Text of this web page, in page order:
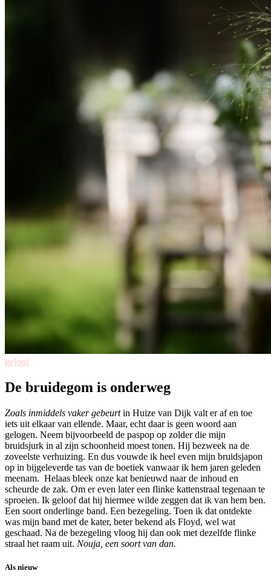
geloof
De bruidegom is onderweg
Zoals inmiddels vaker gebeurtin Huize van Dijk valt er af en toe
iets uit elkaar van ellende. Maar, echt daar is geen woord aan
gelogen. Neem bijvoorbeeld de paspop op zolder die mijn
bruidsjurk in al zijn schoonheid moest tonen. Hij bezweek na de
zoveelste verhuizing. En dus vouwde ik heel even mijn bruidsjapon
op in bijgeleverde tas van de boetiek vanwaar ik hem jaren geleden
meenam. Helaas bleek onze kat benieuwd naar de inhoud en
scheurde de zak. Om er even later een flinke kattenstraal tegenaan te
sproeien. Ik geloof dat hij hiermee wilde zeggen dat ik van hem ben.
Een soort onderlinge band. Een bezegeling. Toen ik dat ontdekte
was mijn band met de kater, beter bekend als Floyd, wel wat
geschaad. Na de bezegeling vloog hij dan ook met dezelfde flinke
straal het raam uit. Nouja, een soort van dan.
Als nieuw